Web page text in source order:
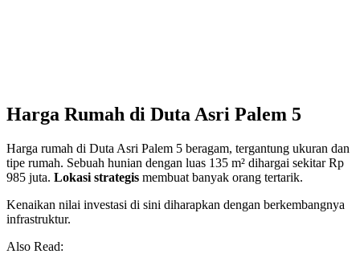
Harga Rumah di Duta Asri Palem 5
Harga rumah di Duta Asri Palem 5 beragam, tergantung ukuran dan
tipe rumah. Sebuah hunian dengan luas 135 m² dihargai sekitar Rp
985 juta. Lokasi strategis membuat banyak orang tertarik.
Kenaikan nilai investasi di sini diharapkan dengan berkembangnya
infrastruktur.
Also Read: